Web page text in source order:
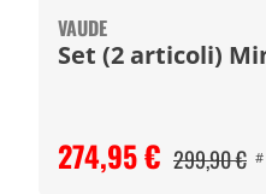
VAUDE
Set (2
274,95 € 299,90 € #